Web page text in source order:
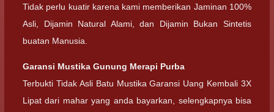
Tidak perlu kuatir karena kami memberikan Jaminan 100%
Asli, Dijamin Natural Alami, dan Dijamin Bukan Sintetis
buatan Manusia.
Garansi Mustika Gunung Merapi Purba
Terbukti Tidak Asli Batu Mustika Garansi Uang Kembali 3X
Lipat dari mahar yang anda bayarkan, selengkapnya bisa